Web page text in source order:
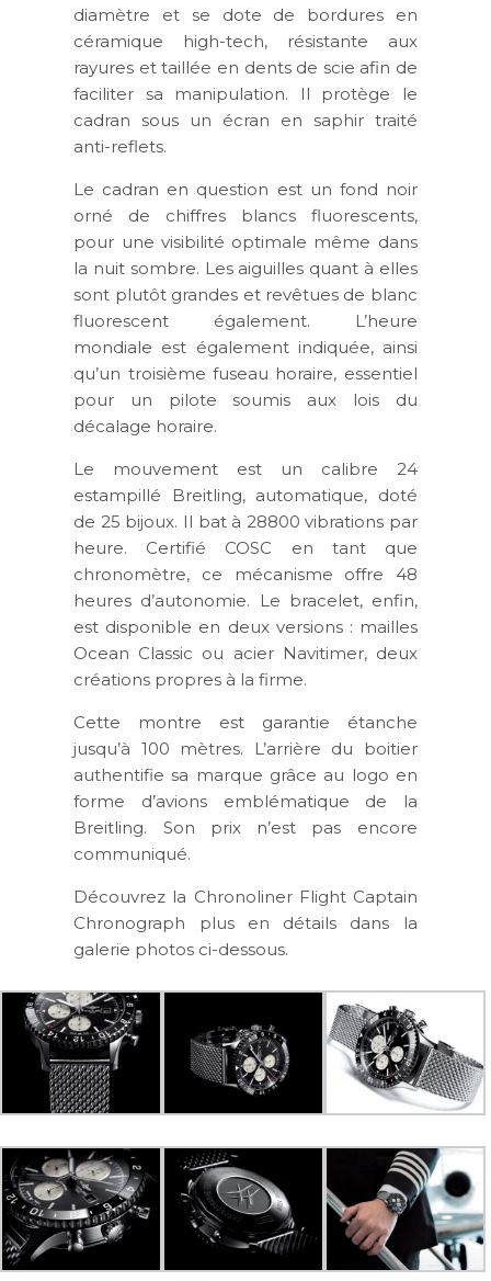
diamètre et se dote de bordures en
céramique high-tech, résistante aux
rayures et taillée en dents de scie afin de
faciliter sa manipulation. Il protège le
cadran sous un écran en saphir traité
anti-reflets.
Le cadran en question est un fond noir
orné de chiffres blancs fluorescents,
pour une visibilité optimale même dans
la nuit sombre. Les aiguilles quant à elles
sont plutôt grandes et revêtues de blanc
fluorescent également. L’heure
mondiale est également indiquée, ainsi
qu’un troisième fuseau horaire, essentiel
pour un pilote soumis aux lois du
décalage horaire.
Le mouvement est un calibre 24
estampillé Breitling, automatique, doté
de 25 bijoux. Il bat à 28800 vibrations par
heure. Certifié COSC en tant que
chronomètre, ce mécanisme offre 48
heures d’autonomie. Le bracelet, enfin,
est disponible en deux versions : mailles
Ocean Classic ou acier Navitimer, deux
créations propres à la firme.
Cette montre est garantie étanche
jusqu’à 100 mètres. L’arrière du boitier
authentifie sa marque grâce au logo en
forme d’avions emblématique de la
Breitling. Son prix n’est pas encore
communiqué.
Découvrez la Chronoliner Flight Captain
Chronograph plus en détails dans la
galerie photos ci-dessous.